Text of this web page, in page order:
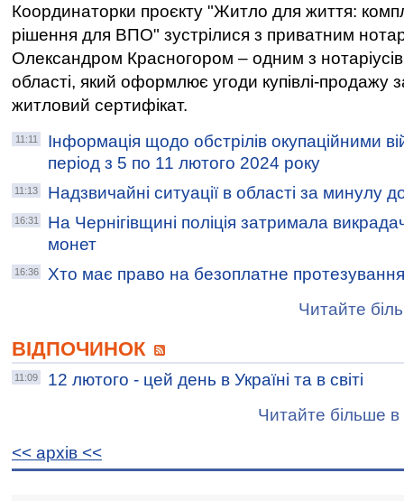
Координаторки проєкту "Житло для життя:
рішення для ВПО" зустрілися з приватним
Олександром Красногором – одним з нотаріусів
області, який оформлює угоди купівлі-продажу
житловий сертифікат.
11:11
Інформація щодо обстрілів окупаційними
період з 5 по 11 лютого 2024 року
11:13 Надзвичайні ситуації в області за минулу
16:31
На Чернігівщині поліція затримала
монет
16:36
Хто має право на безоплатне
Читайте
ВІДПОЧИНОК
11:09
12 лютого - цей день в Україні та в світі
Читайте більше в
<< архiв <<